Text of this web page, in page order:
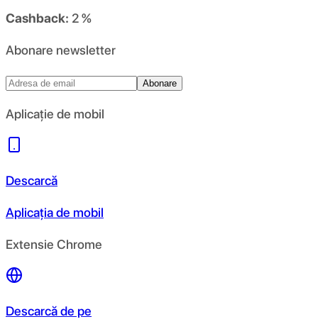
Cashback: 2 %
Abonare newsletter
Abonare
Aplicație de mobil
Descarcă
Aplicația de mobil
Extensie Chrome
Descarcă de pe